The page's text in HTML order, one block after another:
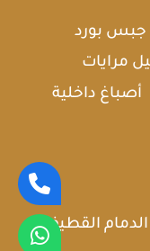
جبس بورد
مرايات
أصباغ داخلية